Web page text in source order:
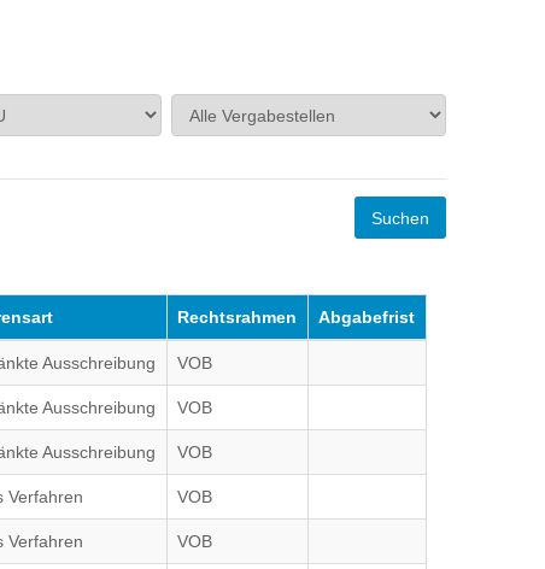
Rechtsrahmen Abgabefrist
Ausschreibung VOB
Ausschreibung VOB
Ausschreibung VOB
Verfahren VOB
Verfahren VOB